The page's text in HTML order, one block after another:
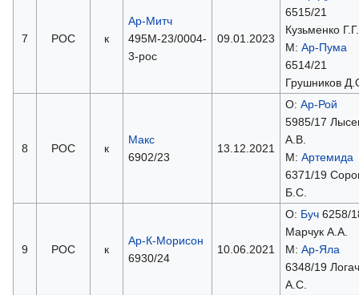
7 РОС к
Ар-Митч
495М-23/0004-
3-рос
09.01.2023
6515/21
Кузьменко Г.Г.
М: Ар-Пума
6514/21
Грушников
8 РОС к
Макс
6902/23
13.12.2021
О: Ар-Рой
5985/17
А.В.
М: Артемида
6371/19
Б.С.
9 РОС к
Ар-К-Морисон
6930/24
10.06.2021
О: Буч6258/
Марчук А.А.
М: Ар-Яла
6348/19
А.С.